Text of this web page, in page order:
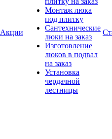
Акции
Монтаж люка
под плитку
Сантехнические
люки на заказ
Изготовление
люков в подвал
на заказ
Установка
чердачной
лестницы